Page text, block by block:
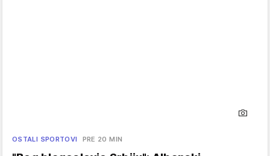
OSTALI SPORTOVI PRE 20 MIN